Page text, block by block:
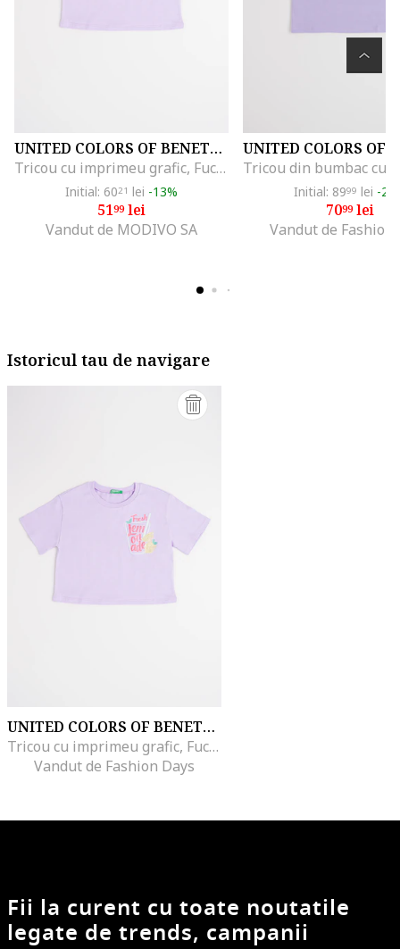
UNITED COLORS OF BENETTON
Tricou cu imprimeu grafic, Fucsia/Lila
Initial: 6021 lei -13%
5199lei
Vandut de MODIVO SA
Initial: 8999 lei -
7099lei
Vandut de Fashion
Istoricul tau de navigare
UNITED COLORS OF BENETTON
Tricou cu imprimeu grafic, Fucsia/Lila
Vandut de Fashion Days
Fii la curent cu toate noutatile
legate de trends, campanii